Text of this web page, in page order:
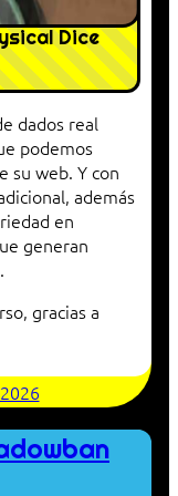
Dice
dados real
podemos
su web. Y con
además
en
generan
gracias a